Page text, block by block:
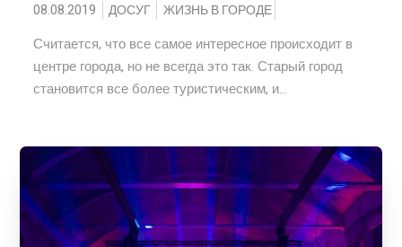
08.08.2019 ДОСУГ ЖИЗНЬ В ГОРОДЕ
Считается, что все самое интересное происходит в
центре города, но не всегда это так. Старый город
становится все более туристическим, и...